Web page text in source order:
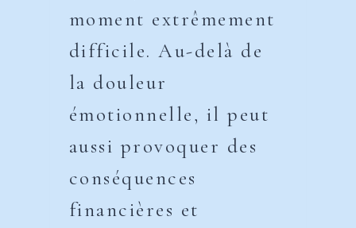
moment extrêmement
difficile. Au-delà de
la douleur
émotionnelle, il peut
aussi provoquer des
conséquences
financières et